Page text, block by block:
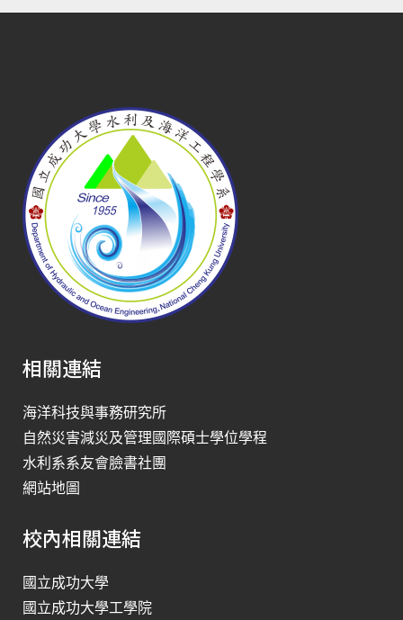
相關連結
海洋科技與事務研究所
自然災害減災及管理國際碩士學位學程
水利系系友會臉書社團
網站地圖
校內相關連結
國立成功大學
國立成功大學工學院